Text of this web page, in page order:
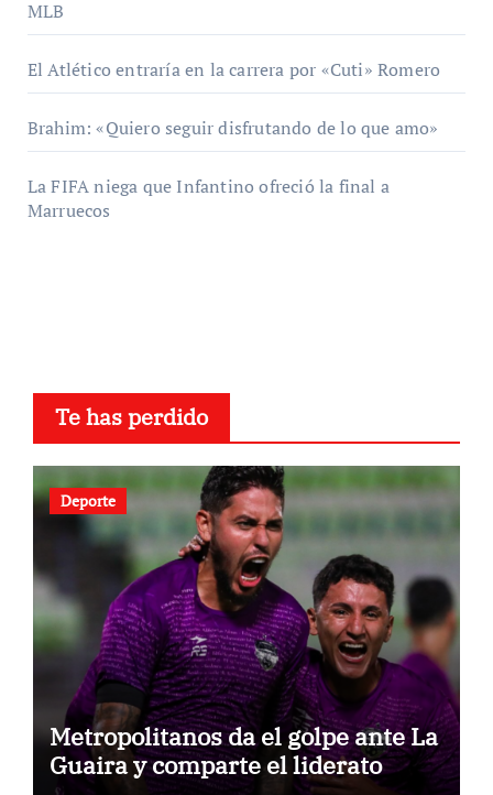
MLB
El Atlético entraría en la carrera por «Cuti» Romero
Brahim: «Quiero seguir disfrutando de lo que amo»
La FIFA niega que Infantino ofreció la final a
Marruecos
Te has perdido
Deporte
Metropolitanos da el golpe ante La
Guaira y comparte el liderato